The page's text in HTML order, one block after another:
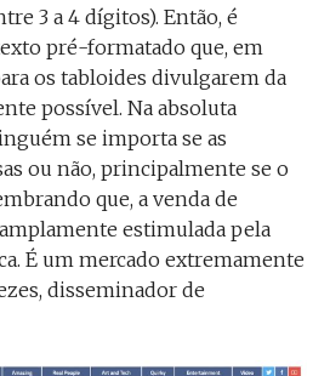
3 a 4 dígitos). Então, é
pré-formatado que, em
os tabloides divulgarem da
possível. Na absoluta
se importa se as
ou não, principalmente se o
que, a venda de
estimulada pela
É um mercado extremamente
disseminador de